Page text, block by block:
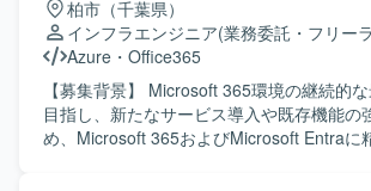
題整理や、Exchange Online、メール配送
キュリティ連携に関する構築/試験/切替課題
SharePoint Online、OneDrive等のコラボレ
構築/試験/運用引継ぎ課題整理もお任せし
LDAP Manager、AddressLook Online等の
の連携観点整理、WBSや課題管理表、各種
柏市（千葉県）
インフラエンジニア(業務委託・フリー
Azure ・ Office365
【募集背景】 Microsoft 365環境の継続的
目指し、新たなサービス導入や既存機能の
め、Microsoft 365およびMicrosoft Entraに